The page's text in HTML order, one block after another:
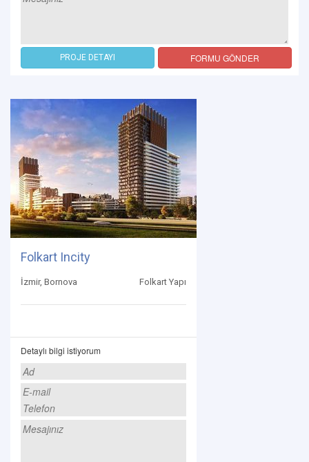
PROJE DETAYI FORMU GÖNDER
Folkart Incity
İzmir, Bornova Folkart Yapı
Detaylı bilgi istiyorum